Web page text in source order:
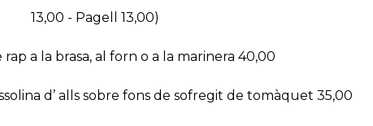
13,00 - Pagell 13,00)
a la brasa, al forn o a la marinera 40,00
d’ alls sobre fons de sofregit de tomàquet 35,00